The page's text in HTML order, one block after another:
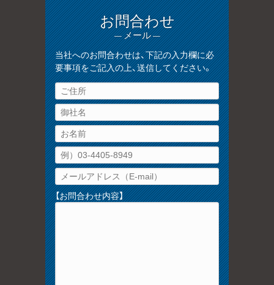
お問合わせ
— メール —
当社へのお問合わせは、下記の入力欄に必
要事項をご記入の上、送信してください。
【お問合わせ内容】